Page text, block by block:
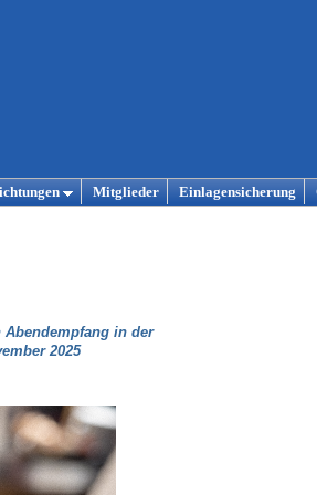
Mitglieder Einlagensicherung
in der
2025